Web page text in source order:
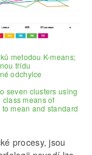
metodou K-means;
třídu
odchylce
seven clusters using
class means of
mean and standard
procesy, jsou